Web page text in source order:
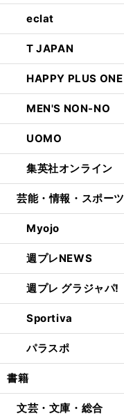
eclat
T JAPAN
HAPPY PLUS ONE
MEN'S NON-NO
UOMO
集英社オンライン
芸能・情報・スポーツ
Myojo
週プレNEWS
週プレ グラジャパ!
Sportiva
パラスポ
書籍
文芸・文庫・総合